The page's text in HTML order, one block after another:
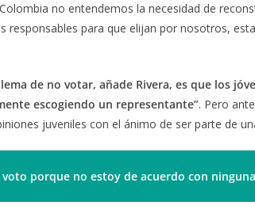
Colombia no entendemos la necesidad de
responsables para que elijan por nosotros,
de no votar, añade Rivera, es que los
escogiendo un representante”. Pero
juveniles con el ánimo de ser parte de
voto porque no estoy de acuerdo con